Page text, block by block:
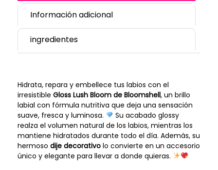
Información adicional
ingredientes
Hidrata, repara y embellece tus labios con el
irresistible Gloss Lush Bloom de Bloomshell, un brillo
labial con fórmula nutritiva que deja una sensación
suave, fresca y luminosa.
Su acabado glossy
realza el volumen natural de los labios, mientras los
mantiene hidratados durante todo el día. Además, su
hermoso dije decorativolo convierte en un accesorio
único y elegante para llevar a donde quieras.